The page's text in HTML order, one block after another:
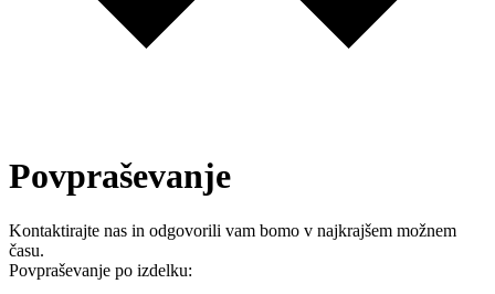
Povpraševanje
Kontaktirajte nas in odgovorili vam bomo v najkrajšem možnem
času.
Povpraševanje po izdelku: